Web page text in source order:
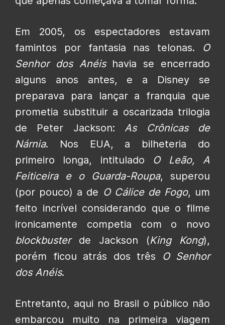
Em 2005, os espectadores estavam
famintos por fantasia nas telonas. O
Senhor dos Anéishavia se encerrado
alguns anos antes, e a Disney se
preparava para lançar a franquia que
prometia substituir a oscarizada trilogia
de Peter Jackson:As Crônicas de
Nárnia. Nos EUA, a bilheteria do
primeiro longa, intitulado O Leão, A
Feiticeira e o Guarda-Roupa, superou
(por pouco) a de O Cálice de Fogo, um
feito incrível considerando que o filme
ironicamente competia com o novo
blockbusterde Jackson (King Kong),
porém ficou atrás dos três
O Senhor
dos Anéis.
Entretanto, aqui no Brasil o público não
embarcou muito na primeira viagem